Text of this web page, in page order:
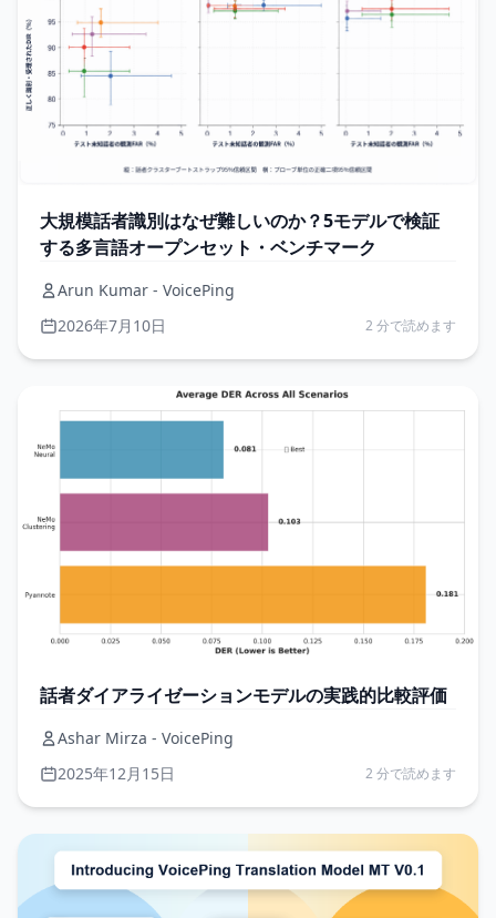
大規模話者識別はなぜ難しいのか？5モデルで検証
する多言語オープンセット・ベンチマーク
Arun Kumar - VoicePing
2026年7月10日
2 分で読めます
話者ダイアライゼーションモデルの実践的比較評価
Ashar Mirza - VoicePing
2025年12月15日
2 分で読めます